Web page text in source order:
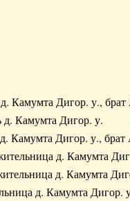
д. Камумта Дигор. у.,
д. Камумта Дигор. у.
д. Камумта Дигор. у.,
жительница д. Камумта
д. Камумта
д. Камумта